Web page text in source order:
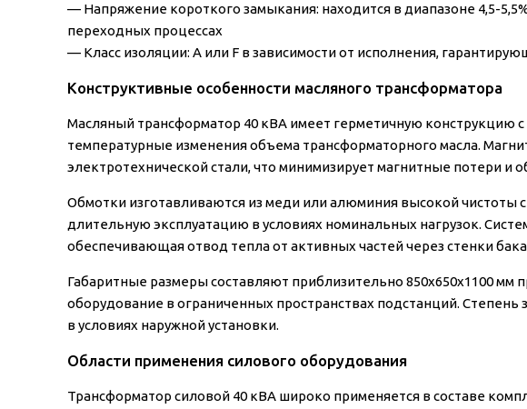
— Напряжение короткого замыкания: находится в диапазоне 4,5-
переходных процессах
— Класс изоляции: А или F в зависимости от исполнения,
Конструктивные особенности масляного трансформатора
Масляный трансформатор 40 кВА имеет герметичную
температурные изменения объема трансформаторного масла.
электротехнической стали, что минимизирует магнитные потери и
Обмотки изготавливаются из меди или алюминия высокой чистоты
длительную эксплуатацию в условиях номинальных нагрузок.
обеспечивающая отвод тепла от активных частей через стенки
Габаритные размеры составляют приблизительно 850х650х1100 мм
оборудование в ограниченных пространствах подстанций.
в условиях наружной установки.
Области применения силового оборудования
Трансформатор силовой 40 кВА широко применяется в составе